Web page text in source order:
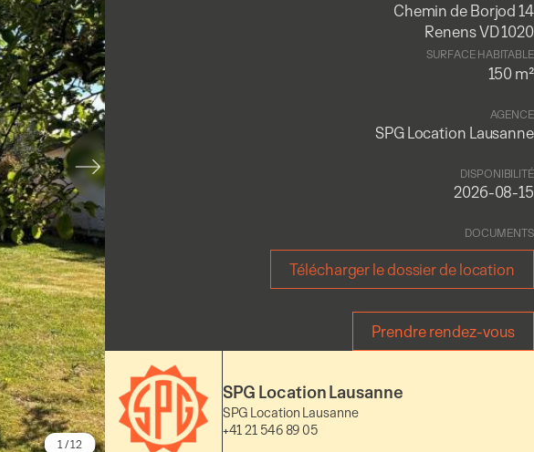
1 / 12
Chemin de Borjod 14
Renens VD 1020
SURFACE HABITABLE
150 m²
AGENCE
SPG Location Lausanne
DISPONIBILITÉ
2026-08-15
DOCUMENTS
Télécharger le dossier de location
Prendre rendez-vous
SPG Location Lausanne
SPG Location Lausanne
+41 21 546 89 05